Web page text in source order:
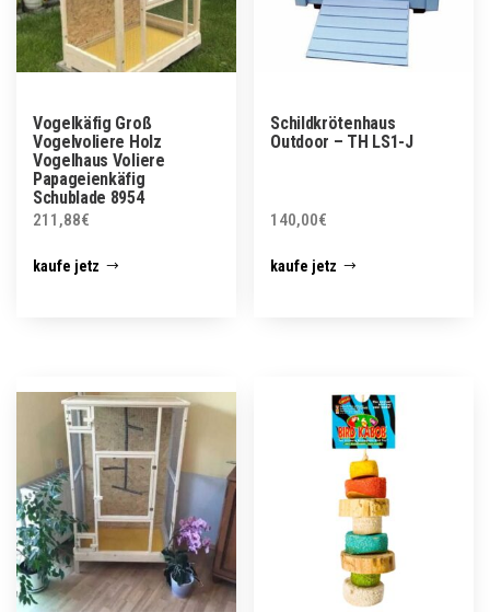
Vogelkäfig Groß
Vogelvoliere Holz
Vogelhaus Voliere
Papageienkäfig
Schublade 8954
211,88€
kaufe jetz
Schildkrötenhaus
Outdoor – TH LS1-J
140,00€
kaufe jetz